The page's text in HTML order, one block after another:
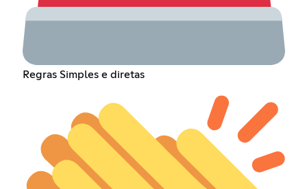
Regras Simples e diretas